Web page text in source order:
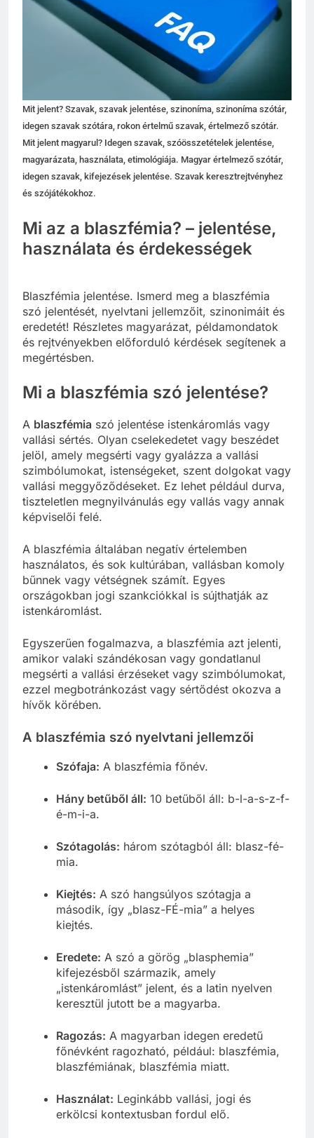
Mit jelent? Szavak, szavak jelentése, szinoníma, szinoníma szótár,
idegen szavak szótára, rokon értelmű szavak, értelmező szótár.
Mit jelent magyarul? Idegen szavak, szóösszetételek jelentése,
magyarázata, használata, etimológiája. Magyar értelmező szótár,
idegen szavak, kifejezések jelentése. Szavak keresztrejtvényhez
és szójátékokhoz.
Mi az a blaszfémia? – jelentése,
használata és érdekességek
Blaszfémia jelentése. Ismerd meg a blaszfémia
szó jelentését, nyelvtani jellemzőit, szinonimáit és
eredetét! Részletes magyarázat, példamondatok
és rejtvényekben előforduló kérdések segítenek a
megértésben.
Mi a blaszfémia szó jelentése?
A blaszfémia szó jelentése istenkáromlás vagy
vallási sértés. Olyan cselekedetet vagy beszédet
jelöl, amely megsérti vagy gyalázza a vallási
szimbólumokat, istenségeket, szent dolgokat vagy
vallási meggyőződéseket. Ez lehet például durva,
tiszteletlen megnyilvánulás egy vallás vagy annak
képviselői felé.
A blaszfémia általában negatív értelemben
használatos, és sok kultúrában, vallásban komoly
bűnnek vagy vétségnek számít. Egyes
országokban jogi szankciókkal is sújthatják az
istenkáromlást.
Egyszerűen fogalmazva, a blaszfémia azt jelenti,
amikor valaki szándékosan vagy gondatlanul
megsérti a vallási érzéseket vagy szimbólumokat,
ezzel megbotránkozást vagy sértődést okozva a
hívők körében.
A blaszfémia szó nyelvtani jellemzői
Szófaja: A blaszfémia főnév.
Hány betűből áll: 10 betűből áll: b-l-a-s-z-f-
é-m-i-a.
Szótagolás: három szótagból áll: blasz-fé-
mia.
Kiejtés: A szó hangsúlyos szótagja a
második, így „blasz-FÉ-mia” a helyes
kiejtés.
Eredete: A szó a görög „blasphemia”
kifejezésből származik, amely
„istenkáromlást” jelent, és a latin nyelven
keresztül jutott be a magyarba.
Ragozás: A magyarban idegen eredetű
főnévként ragozható, például: blaszfémia,
blaszfémiának, blaszfémia miatt.
Használat: Leginkább vallási, jogi és
erkölcsi kontextusban fordul elő.